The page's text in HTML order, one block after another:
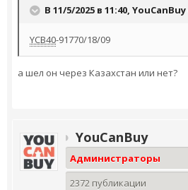
В 11/5/2025 в 11:40, YouCanBuy
YCB40-91770/18/09
а шел он через Казахстан или нет?
YouCanBuy
Администраторы
2372 публикации